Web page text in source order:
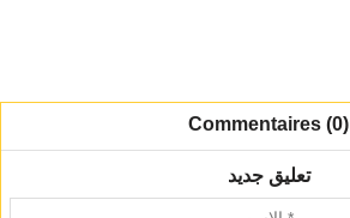
Commentaires (0)
تعليق جديد